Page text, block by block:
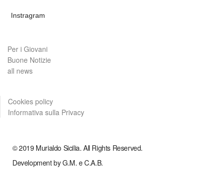
Instragram
Per i Giovani
Buone Notizie
all news
Cookies policy
Informativa sulla Privacy
© 2019 Murialdo Sicilia. All Rights Reserved.
Development by G.M. e C.A.B.